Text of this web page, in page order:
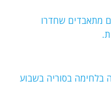
eמתאבדים שחדרו
בלחימה בסוריה בשבוע